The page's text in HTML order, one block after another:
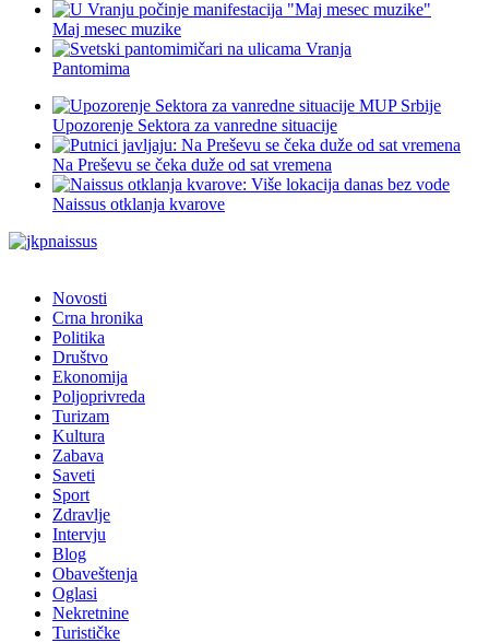
Maj mesec muzike
Pantomima
Upozorenje Sektora za vanredne situacije
Na Preševu se čeka duže od sat vremena
Naissus otklanja kvarove
Novosti
Crna hronika
Politika
Društvo
Ekonomija
Poljoprivreda
Turizam
Kultura
Zabava
Saveti
Sport
Zdravlje
Intervju
Blog
Obaveštenja
Oglasi
Nekretnine
Turističke